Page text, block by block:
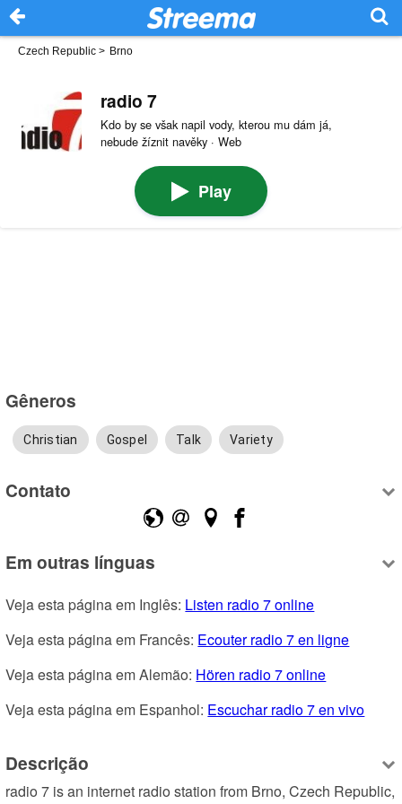
Czech Republic > Brno
radio 7
Kdo by se však napil vody, kterou mu dám já,
nebude žíznit navěky · Web
Play
Gêneros
Christian Gospel Talk Variety
Contato
Em outras línguas
Veja esta página em Inglês: Listen radio 7 online
Veja esta página em Francês: Ecouter radio 7 en ligne
Veja esta página em Alemão: Hören radio 7 online
Veja esta página em Espanhol: Escuchar radio 7 en vivo
Descrição
radio 7 is an internet radio station from Brno, Czech Republic,